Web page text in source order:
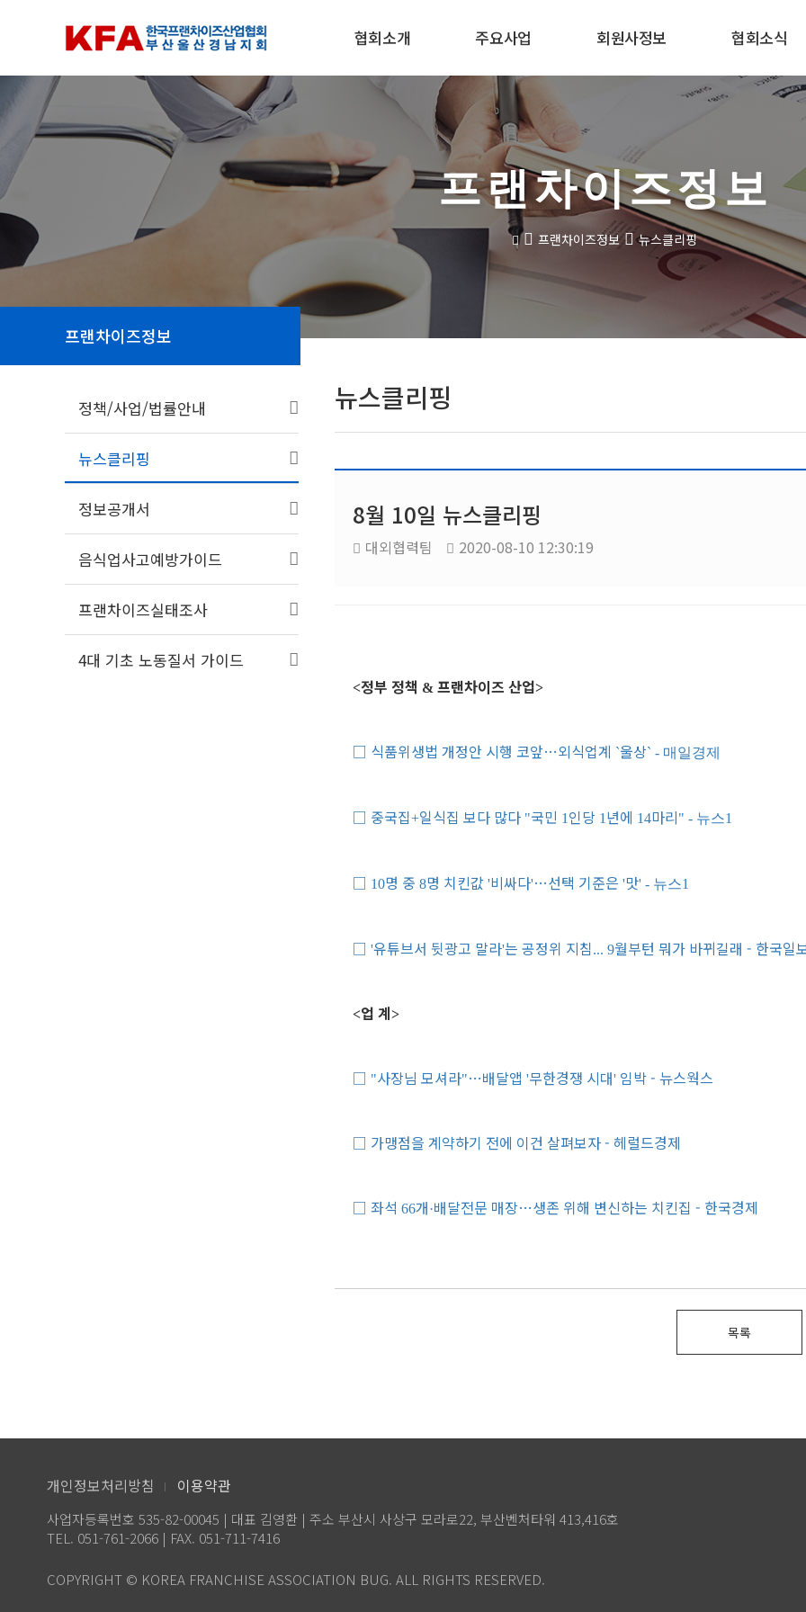
협회소개 주요사업 회원사정보 협회소식
프랜차이즈정보
프랜차이즈정보 뉴스클리핑
프랜차이즈정보
정책/사업/법률안내
뉴스클리핑
정보공개서
음식업사고예방가이드
프랜차이즈실태조사
4대 기초 노동질서 가이드
뉴스클리핑
8월 10일 뉴스클리핑
대외협력팀 2020-08-10 12:30:19
<정부 정책 & 프랜차이즈 산업>
□ 식품위생법 개정안 시행 코앞…외식업계 `울상` - 매일경제
□ 중국집+일식집 보다 많다 "국민 1 인당 1 년에 14마리" - 뉴스1
□ 10명 중 8명 치킨값 '비싸다'…선택 기준은 '맛' - 뉴스1
□ '유튜브서 뒷광고 말라'는 공정위 지침... 9월부턴 뭐가 바뀌길래 - 한국일
<업 계>
□ "사장님 모셔라"…배달앱 '무한경쟁 시대' 임박 - 뉴스웍스
□ 가맹점을 계약하기 전에 이건 살펴보자 - 헤럴드경제
□ 좌석 66개·배달전문 매장…생존 위해 변신하는 치킨집 - 한국경제
목록
개인정보처리방침 이용약관
사업자등록번호 535-82-00045 | 대표 김영환 | 주소 부산시 사상구 모라로22, 부산벤처타워 413,416호
TEL. 051-761-2066 | FAX. 051-711-7416
COPYRIGHT © KOREA FRANCHISE ASSOCIATION BUG. ALL RIGHTS RESERVED.